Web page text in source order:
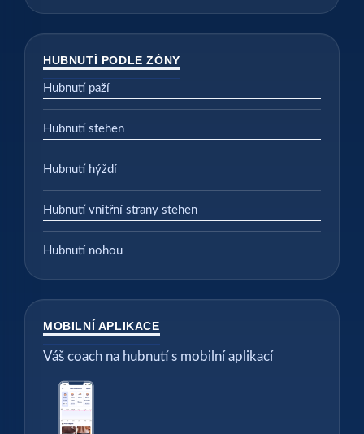
HUBNUTÍ PODLE ZÓNY
Hubnutí paží
Hubnutí stehen
Hubnutí hýždí
Hubnutí vnitřní strany stehen
Hubnutí nohou
MOBILNÍ APLIKACE
Váš coach na hubnutí s mobilní aplikací